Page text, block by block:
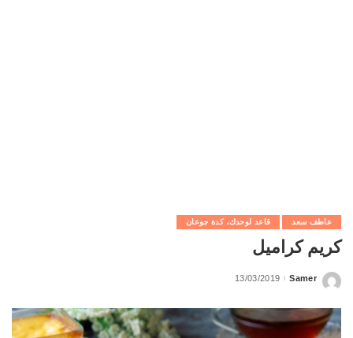
عاطف سعد قاعد لوحدك، كدة جوعان
كريم كراميل
Posted
Samer
13/03/2019